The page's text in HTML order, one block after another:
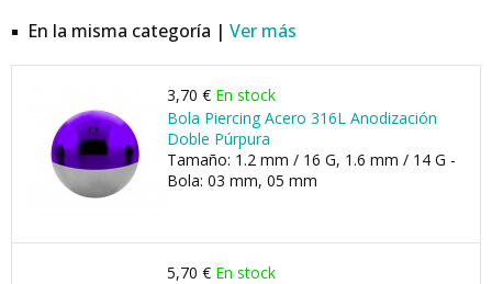
En la misma categoría | Ver más
3,70 € En stock
Bola Piercing Acero 316L Anodización
Doble Púrpura
Tamaño: 1.2 mm / 16 G, 1.6 mm / 14 G -
Bola: 03 mm, 05 mm
5,70 € En stock